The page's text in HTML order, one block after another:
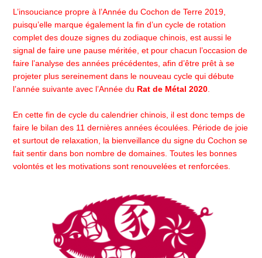
L’insouciance propre à l’Année du Cochon de Terre 2019,
puisqu’elle marque également la fin d’un cycle de rotation
complet des douze signes du zodiaque chinois, est aussi le
signal de faire une pause méritée, et pour chacun l’occasion de
faire l’analyse des années précédentes, afin d’être prêt à se
projeter plus sereinement dans le nouveau cycle qui débute
l’année suivante avec l’Année du Rat de Métal 2020
En cette fin de cycle du calendrier chinois, il est donc temps de
faire le bilan des 11 dernières années écoulées. Période de joie
et surtout de relaxation, la bienveillance du signe du Cochon se
fait sentir dans bon nombre de domaines. Toutes les bonnes
volontés et les motivations sont renouvelées et renforcées.